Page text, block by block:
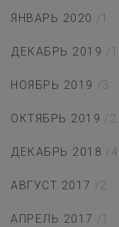
ЯНВАРЬ 2020 /1
ДЕКАБРЬ 2019 /1
НОЯБРЬ 2019 /3
ОКТЯБРЬ 2019 /2
ДЕКАБРЬ 2018 /4
АВГУСТ 2017 /2
АПРЕЛЬ 2017 /1